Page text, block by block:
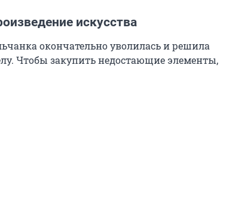
искусства
окончательно уволилась и решила
Чтобы закупить недостающие элементы,